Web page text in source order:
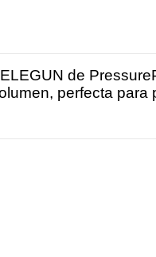
de
perfecta para